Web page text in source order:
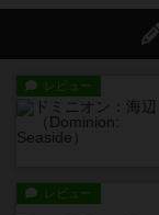
レビュー
レビュー